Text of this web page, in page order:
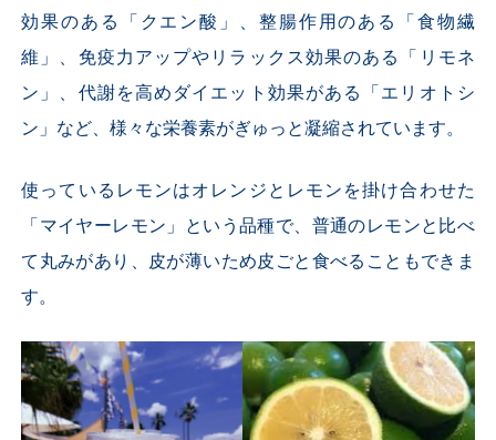
効果のある「クエン酸」、整腸作用のある「食物繊
維」、免疫力アップやリラックス効果のある「リモネ
ン」、代謝を高めダイエット効果がある「エリオトシ
ン」など、様々な栄養素がぎゅっと凝縮されています。
使っているレモンはオレンジとレモンを掛け合わせた
「マイヤーレモン」という品種で、普通のレモンと比べ
て丸みがあり、皮が薄いため皮ごと食べることもできま
す。